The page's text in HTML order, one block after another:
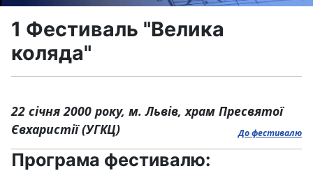
1 Фестиваль "Велика
коляда"
22 січня 2000 року, м. Львів, храм Пресвятої
Євхаристії (УГКЦ)
До фестивалю
Програма фестивалю: